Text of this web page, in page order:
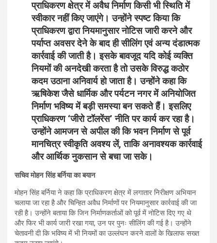
प्राधिकरण क्षेत्र में अवैध निर्माण किसी भी स्थिति में
स्वीकार नहीं किए जाएंगे। उन्होंने स्पष्ट किया कि
प्राधिकरण द्वारा नियमानुसार नोटिस जारी करने और
पर्याप्त अवसर देने के बाद ही सीलिंग एवं अन्य दंडात्मक
कार्रवाई की जाती है। इसके बावजूद यदि कोई व्यक्ति
नियमों की अनदेखी करता है तो उसके विरुद्ध कठोर
कदम उठाना अनिवार्य हो जाता है। उन्होंने कहा कि
ऋषिकेश जैसे धार्मिक और पर्यटन नगर में अनियोजित
निर्माण भविष्य में बड़ी समस्या बन सकते हैं। इसलिए
प्राधिकरण ‘जीरो टॉलरेंस’ नीति पर कार्य कर रहा है।
उन्होंने आमजन से अपील की कि भवन निर्माण से पूर्व
मानचित्र स्वीकृति अवश्य लें, ताकि अनावश्यक कार्रवाई
और आर्थिक नुकसान से बचा जा सके।
सचिव मोहन सिंह बर्निया का बयान
मोहन सिंह बर्निया ने कहा कि प्राधिकरण क्षेत्र में लगातार निरीक्षण अभियान
चलाया जा रहा है और चिन्हित अवैध निर्माणों पर नियमानुसार कार्रवाई की जा
रही है। उन्होंने बताया कि जिन निर्माणकर्ताओं को पूर्व में नोटिस दिए गए थे
और फिर भी कार्य जारी रखा गया, उन पर पुनः सीलिंग की गई है। उन्होंने
चेतावनी दी कि भविष्य में भी नियमों का उल्लंघन करने वालों के खिलाफ सख्त